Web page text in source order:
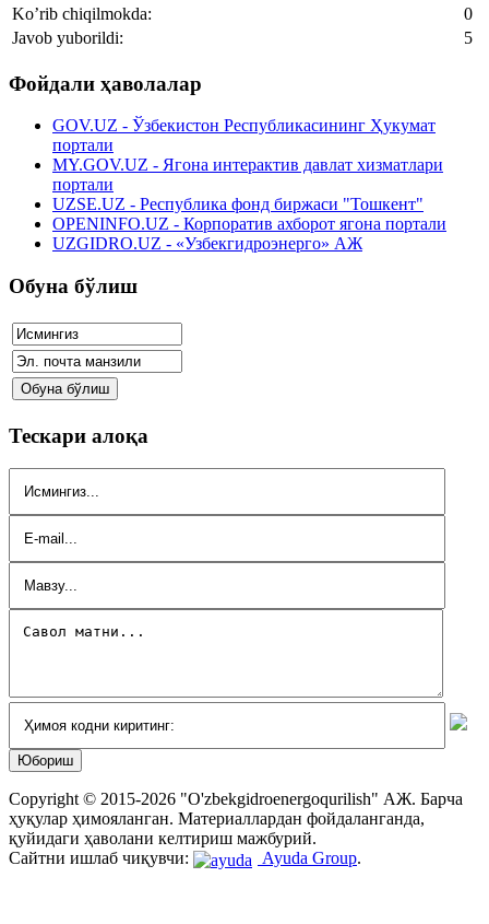
Ko’rib chiqilmokda:
0
Javob yuborildi:
5
Фойдали ҳаволалар
GOV.UZ - Ўзбекистон Республикасининг Ҳукумат
портали
MY.GOV.UZ - Ягона интерактив давлат хизматлари
портали
UZSE.UZ - Республика фонд биржаси "Тошкент"
OPENINFO.UZ - Корпоратив ахборот ягона портали
UZGIDRO.UZ - «Узбекгидроэнерго» АЖ
Обуна бўлиш
Тескари алоқа
Copyright © 2015-2026 "O'zbekgidroenergoqurilish" АЖ. Бaрчa
ҳуқулaр ҳимоялaнгaн. Мaтериaллaрдaн фойдaлaнгaндa,
қуйидaги ҳaволaни келтириш мaжбурий.
Сайтни ишлаб чиқувчи:
Ayuda Group.